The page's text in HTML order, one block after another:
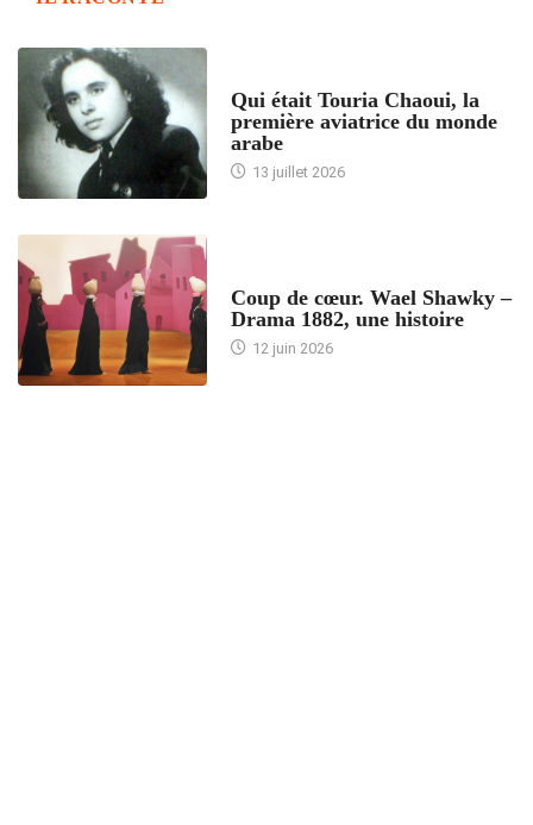
Qui était Touria Chaoui, la
première aviatrice du monde
arabe
13 juillet 2026
Coup de cœur. Wael Shawky –
Drama 1882, une histoire
12 juin 2026